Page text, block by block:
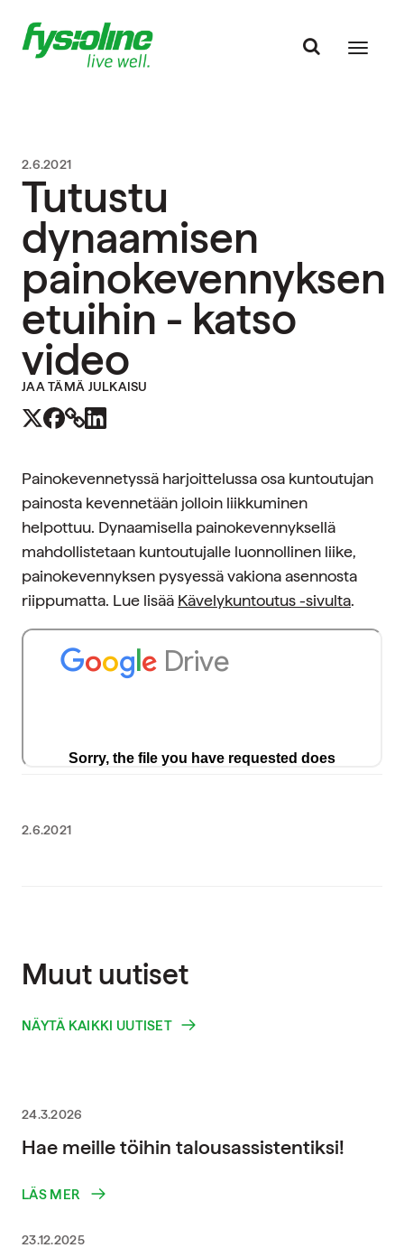
2.6.2021
Tutustu
dynaamisen
painokevennyksen
etuihin - katso
video
JAA TÄMÄ JULKAISU
Painokevennetyssä harjoittelussa osa kuntoutujan
painosta kevennetään jolloin liikkuminen
helpottuu. Dynaamisella painokevennyksellä
mahdollistetaan kuntoutujalle luonnollinen liike,
painokevennyksen pysyessä vakiona asennosta
riippumatta. Lue lisää Kävelykuntoutus -sivulta.
2.6.2021
Muut uutiset
NÄYTÄ KAIKKI UUTISET
24.3.2026
Hae meille töihin talousassistentiksi!
LÄS MER
23.12.2025